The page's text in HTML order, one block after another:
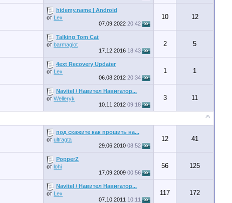
hidemy.name | Android
от Lex
07.09.2022 20:42
10 12
Talking Tom Cat
от barmaglot
17.12.2016 18:43
2 5
4ext Recovery Updater
от Lex
06.08.2012 20:34
1 1
Navitel / Навител Навигатор...
от Welleryk
10.11.2012 09:18
3 11
под скажите как прошить на...
от ultragta
29.06.2010 08:52
12 41
PopperZ
от lohi
17.09.2009 00:56
56 125
Navitel / Навител Навигатор...
от Lex
07.10.2011 10:11
117 172